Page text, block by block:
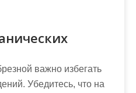
важно избегать
Убедитесь, что на